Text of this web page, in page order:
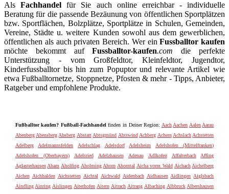
AlsFachhandel für Sie auch online erreichbar - individuelle
Beratung für die passende Bezäunung von öffentlichen Sportplätzen
bzw. Sportflächen, Bolzplätze, Sportplätze in Schulen, Gemeinden,
Vereine, Städte u. weitere Kunden sowohl aus dem gewerblichen,
öffentlichen als auch privaten Bereich. Wer einFussballtor kaufen
möchte bekommt aufFussballtor-kaufen.com die perfekte
Unterstützung - vom Großfeldtor, Kleinfeldtor, Jugendtor,
Kinderfussballtor bis hin zum Popuptor und relevante Artikel wie
etwa Fußballtornetze, Stoppnetze, Pfosten & mehr - Tipps, Anbieter,
Ratgeber und empfohlene Produkte.
Fußballtor kaufen? Fußball-Fachhandelfinden in Deiner Region: Aach Aachen Aalen Aarau
Abenberg Abensberg Absberg Abstatt Abtsgmünd Abtswind Achberg Achern Achslach Achstetten
Adelberg
Adelmannsfelden Adelschlag Adelsdorf Adelsheim
Adelshofen (Mittelfranken)
Adelshofen (Oberbayern)
Adelsried Adelzhausen Adenau Adlkofen Affalterbach
Affing
Aglasterhausen Aham Aholfing Aholming Ahorn Ahorntal Aicha vorm Wald Aichach Aichelberg
Aichen Aichhalden Aichstetten Aichtal Aichwald Aidenbach Aidhausen Aidlingen Aiglsbach
Aindling Ainring Aislingen Aiterhofen Aitern Aitrach Aitrang Albaching Albbruck Albershausen